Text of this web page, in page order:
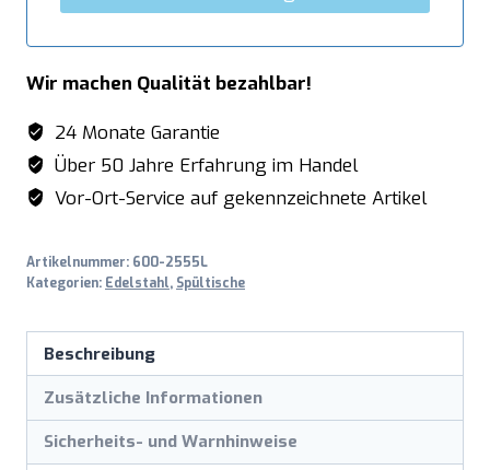
Menge
Wir machen Qualität bezahlbar!
24 Monate Garantie
Über 50 Jahre Erfahrung im Handel
Vor-Ort-Service auf gekennzeichnete Artikel
Artikelnummer: 600-2555L
Kategorien: Edelstahl, Spültische
Beschreibung
Zusätzliche Informationen
Sicherheits- und Warnhinweise